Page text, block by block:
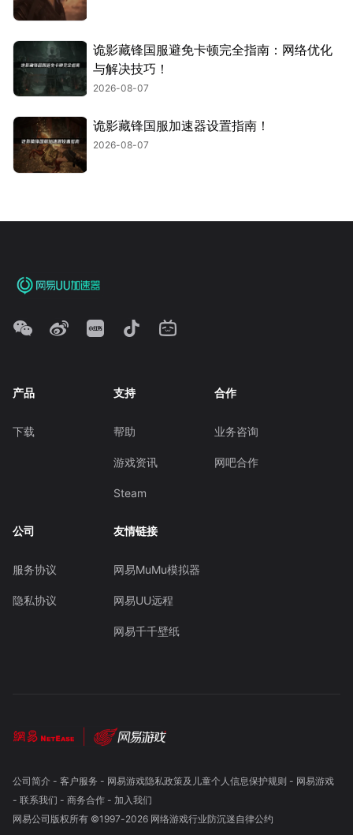
诡影藏锋国服避免卡顿完全指南：网络优化
与解决技巧！
2026-08-07
诡影藏锋国服加速器设置指南！
2026-08-07
产品
下载
支持
帮助
游戏资讯
Steam
合作
业务咨询
网吧合作
公司
服务协议
隐私协议
友情链接
网易MuMu模拟器
网易UU远程
网易千千壁纸
公司简介- 客户服务 - 网易游戏隐私政策及儿童个人信息保护规则 - 网易游戏
- 联系我们 - 商务合作- 加入我们
网易公司版权所有 ©1997-2026 网络游戏行业防沉迷自律公约